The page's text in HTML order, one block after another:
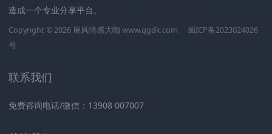
造成一个专业分享平台。
Copyright © 2026 展风情感大咖 www.qgdk.com
蜀ICP备2023024026
号
联系我们
免费咨询电话/微信：13908 007007